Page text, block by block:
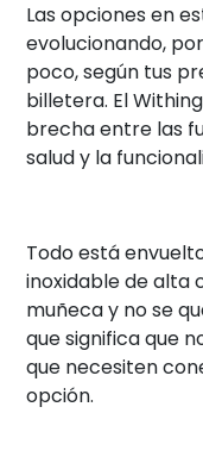
Las opciones en
evolucionando,
poco, según tus
billetera. El
brecha entre las
salud y la
Todo está
inoxidable de alta
muñeca y no se
que significa que
que necesiten
opción.